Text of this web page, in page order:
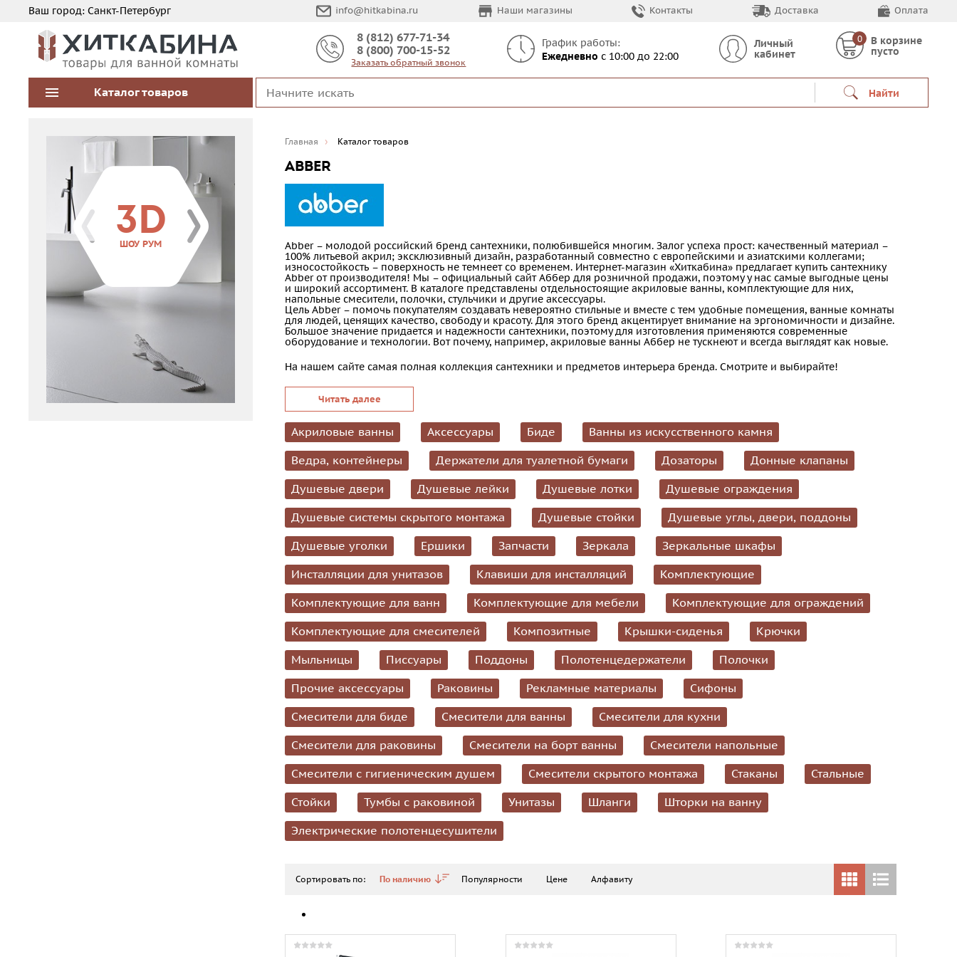
Ваш город: Санкт-Петербург info@hitkabina.ru Наши магазины Контакты Доставка Оплата
8 (812) 677-71-34
8 (800) 700-15-52
Заказать обратный звонок
График работы:
Ежедневно с 10:00 до 22:00
Личный
кабинет
0
В корзине
пусто
Каталогтоваров Найти
3D
ШОУ РУМ
Главная Каталог товаров
ABBER
Abber – молодой российский бренд сантехники, полюбившейся многим. Залог успеха прост: качественный материал –
100% литьевой акрил; эксклюзивный дизайн, разработанный совместно с европейскими и азиатскими коллегами;
износостойкость – поверхность не темнеет со временем. Интернет-магазин «Хиткабина» предлагает купить сантехнику
Abber от производителя! Мы – официальный сайт Аббер для розничной продажи, поэтому у нас самые выгодные цены
и широкий ассортимент. В каталоге представлены отдельностоящие акриловые ванны, комплектующие для них,
напольные смесители, полочки, стульчики и другие аксессуары.
Цель Abber – помочь покупателям создавать невероятно стильные и вместе с тем удобные помещения, ванные комнаты
для людей, ценящих качество, свободу и красоту. Для этого бренд акцентирует внимание на эргономичности и дизайне.
Большое значение придается и надежности сантехники, поэтому для изготовления применяются современные
оборудование и технологии. Вот почему, например, акриловые ванны Аббер не тускнеют и всегда выглядят как новые.
На нашем сайте самая полная коллекция сантехники и предметов интерьера бренда. Смотрите и выбирайте!
Читать далее
Акриловые ванны Аксессуары Биде
Ванны из искусственного камня
Ведра, контейнеры
Держатели для туалетной бумаги Дозаторы
Донные клапаны
Душевые двери
Душевые лейки Душевые лотки
Душевые ограждения
Душевые системы скрытого монтажа
Душевые стойки
Душевые углы, двери, поддоны
Душевые уголки
Ершики Запчасти Зеркала
Зеркальные шкафы
Инсталляции для унитазов
Клавиши для инсталляций
Комплектующие
Комплектующие для ванн
Комплектующие для мебели
Комплектующие для ограждений
Комплектующие для смесителей
Композитные Крышки-сиденья
Крючки
Мыльницы
Писсуары Поддоны Полотенцедержатели
Полочки
Прочие аксессуары
Раковины Рекламные материалы
Сифоны
Смесители для биде
Смесители для ванны
Смесители для кухни
Смесители для раковины
Смесители на борт ванны
Смесители напольные
Смесители с гигиеническим душем
Смесители скрытого монтажа Стаканы
Стальные
Стойки
Тумбы с раковиной Унитазы Шланги
Шторки на ванну
Электрические полотенцесушители
Сортировать по: По наличию Популярности Цене Алфавиту